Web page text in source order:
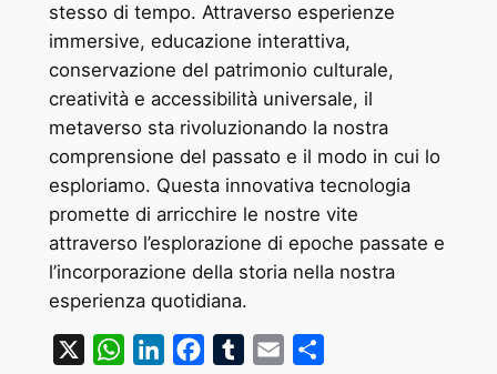
stesso di tempo. Attraverso esperienze
immersive, educazione interattiva,
conservazione del patrimonio culturale,
creatività e accessibilità universale, il
metaverso sta rivoluzionando la nostra
comprensione del passato e il modo in cui lo
esploriamo. Questa innovativa tecnologia
promette di arricchire le nostre vite
attraverso l’esplorazione di epoche passate e
l’incorporazione della storia nella nostra
esperienza quotidiana.
WhatsAppLinkedInFacebookTumblrEmail